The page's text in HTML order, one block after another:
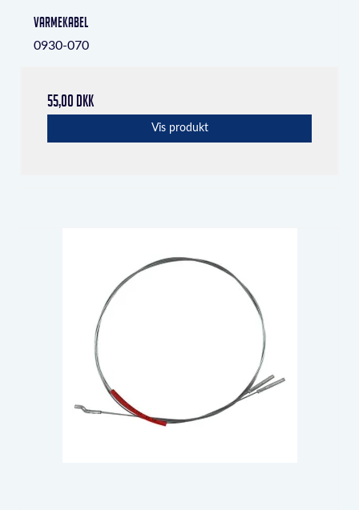
varmekabel
0930-070
55,00 DKK
Vis produkt